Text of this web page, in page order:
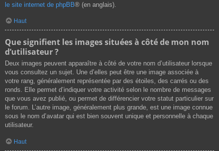
le site internet de phpBB® (en anglais).
Haut
Que signifient les images situées à côté de mon nom
d’utilisateur ?
Deux images peuvent apparaître à côté de votre nom d’utilisateur lorsque
vous consultez un sujet. Une d’elles peut être une image associée à
votre rang, généralement représentée par des étoiles, des carrés ou des
ronds. Elle permet d’indiquer votre activité selon le nombre de messages
que vous avez publié, ou permet de différencier votre statut particulier sur
le forum. L’autre image, généralement plus grande, est une image connue
sous le nom d’avatar qui est bien souvent unique et personnelle à chaque
utilisateur.
Haut